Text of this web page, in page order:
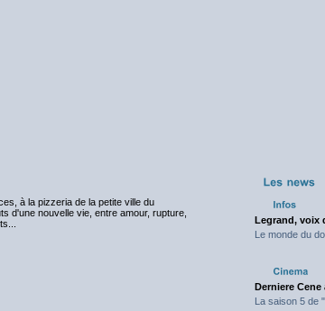
à la pizzeria de la petite ville du
d'une nouvelle vie, entre amour, rupture,
Legrand, voix
Le monde du
Derniere Cene
La saison 5 de